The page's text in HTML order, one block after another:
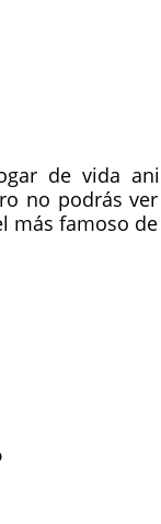
de vida
no podrás
más famoso